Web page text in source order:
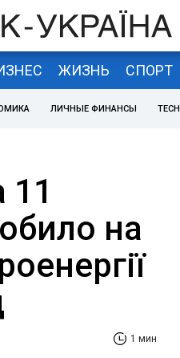
ЖИЗНЬ СПОРТ
ЛИЧНЫЕ ФИНАНСЫ TECH
11
на
1 мин